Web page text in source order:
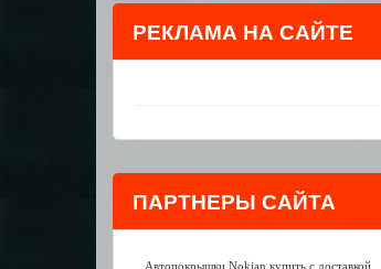
РЕКЛАМА НА САЙТЕ
ПАРТНЕРЫ САЙТА
Автопокрышки Nokian купить с доставкой